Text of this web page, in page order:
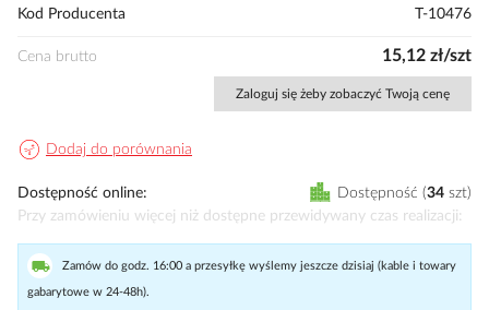
Kod Producenta
T-10476
Cena brutto 15,12 zł/szt
Zaloguj się żeby zobaczyć Twoją cenę
Dodaj do porównania
Dostępność online Dostępność 34 szt
Przy zamówieniu więcej niż dostępne przewidywany czas realizacji
Zamów do godz. 16:00 a przesyłkę wyślemy jeszcze dzisiaj (kable i towary
gabarytowe w 24-48h).